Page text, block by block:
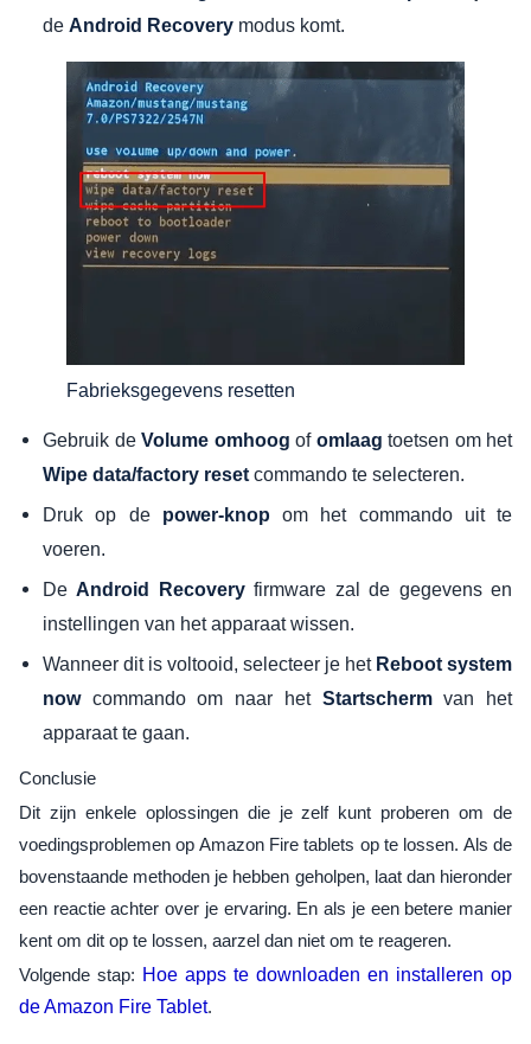
de Android Recovery modus komt.
Fabrieksgegevens resetten
Gebruik de Volume omhoog of omlaag toetsen om het
Wipe data/factory reset commando te selecteren.
Druk op de
power-knop om het commando uit te
voeren.
DeAndroid Recoveryfirmware zal de gegevens en
instellingen van het apparaat wissen.
Wanneer dit is voltooid, selecteer je het Reboot system
nowcommando om naar het Startschermvan het
apparaat te gaan.
Conclusie
Dit zijn enkele oplossingen die je zelf kunt proberen om de
voedingsproblemen op Amazon Fire tablets op te lossen. Als de
bovenstaande methoden je hebben geholpen, laat dan hieronder
een reactie achter over je ervaring. En als je een betere manier
kent om dit op te lossen, aarzel dan niet om te reageren.
Volgende stap: Hoe apps te downloaden en installeren op
de Amazon Fire Tablet.